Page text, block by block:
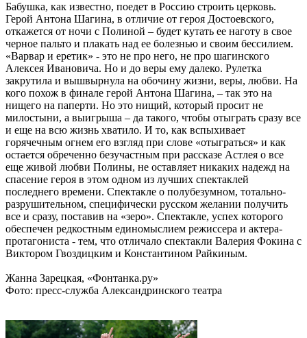
Бабушка, как известно, поедет в Россию строить церковь.
Герой Антона Шагина, в отличие от героя Достоевского,
откажется от ночи с Полиной – будет кутать ее наготу в свое
черное пальто и плакать над ее болезнью и своим бессилием.
«Варвар и еретик» - это не про него, не про шагинского
Алексея Ивановича. Но и до веры ему далеко. Рулетка
закрутила и вышвырнула на обочину жизни, веры, любви. На
кого похож в финале герой Антона Шагина, – так это на
нищего на паперти. Но это нищий, который просит не
милостыни, а выигрыша – да такого, чтобы отыграть сразу все
и еще на всю жизнь хватило. И то, как вспыхивает
горячечным огнем его взгляд при слове «отыграться» и как
остается обреченно безучастным при рассказе Астлея о все
еще живой любви Полины, не оставляет никаких надежд на
спасение героя в этом одном из лучших спектаклей
последнего времени. Спектакле о полубезумном, тотально-
разрушительном, специфически русском желании получить
все и сразу, поставив на «зеро». Спектакле, успех которого
обеспечен редкостным единомыслием режиссера и актера-
протагониста - тем, что отличало спектакли Валерия Фокина с
Виктором Гвоздицким и Константином Райкиным.
Жанна Зарецкая, «Фонтанка.ру»
Фото: пресс-служба Александринского театра